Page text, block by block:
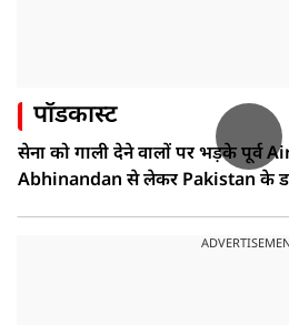
पॉडकास्ट
सेना को गाली देने वालों पर भड़के पूर्व
Abhinandan से लेकर Pakistan के